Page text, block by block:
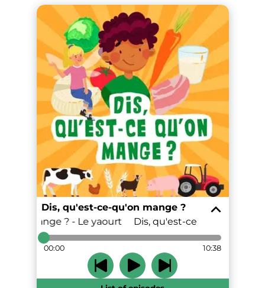
Dis, qu'est-ce-qu'on mange ?
mange ? - Le yaourt
Dis, qu'est-ce qu'on mange
00:00 10:38